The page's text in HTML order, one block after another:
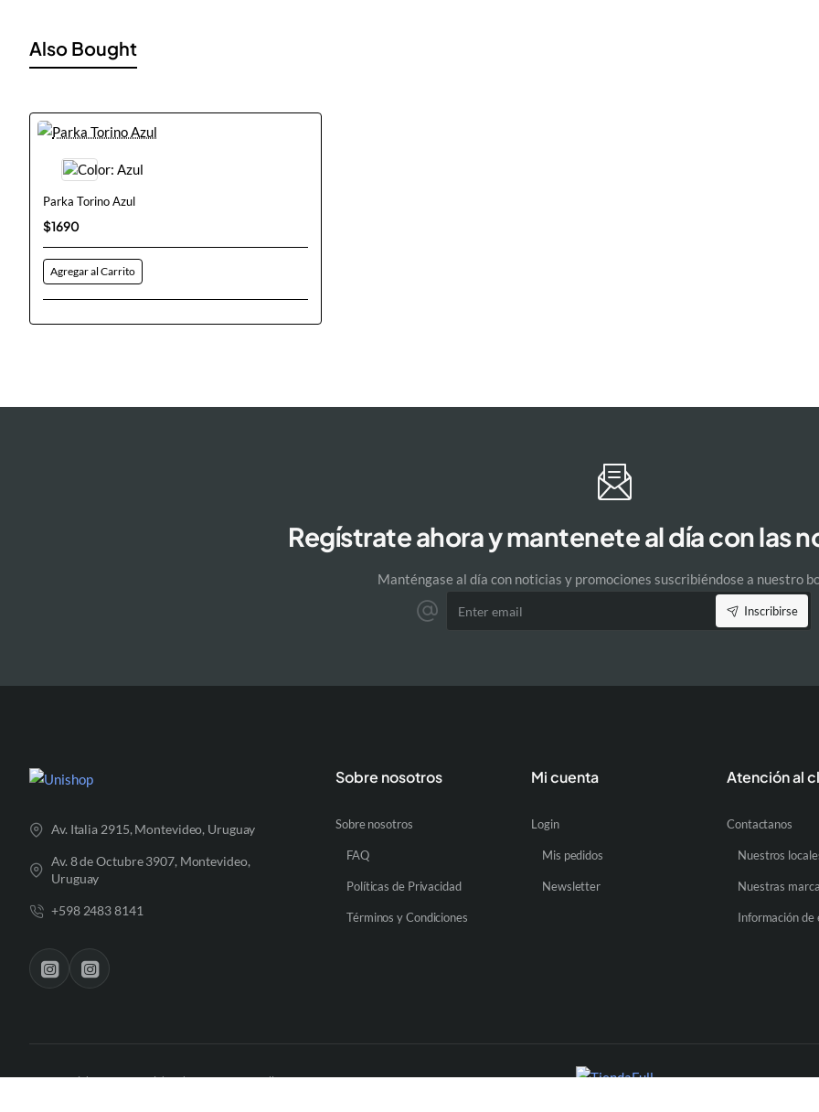
Also Bought
Nuevo
Parka Torino Azul
$1690
Agregar al Carrito
Regístrate ahora y mantenete al día con las
Manténgase al día con noticias y promociones suscribiéndose a nuestro
email
Inscribirse
Av. Italia 2915, Montevideo, Uruguay
Av. 8 de Octubre 3907, Montevideo,
Uruguay
+598 2483 8141
Sobre nosotros
Sobre nosotros
FAQ
Políticas de Privacidad
Términos y Condiciones
Mi cuenta
Login
Mis pedidos
Newsletter
Atención al
Contactanos
Nuestros
Nuestras
Información de
Copyright © 2025, UniShop by ECommerceFull